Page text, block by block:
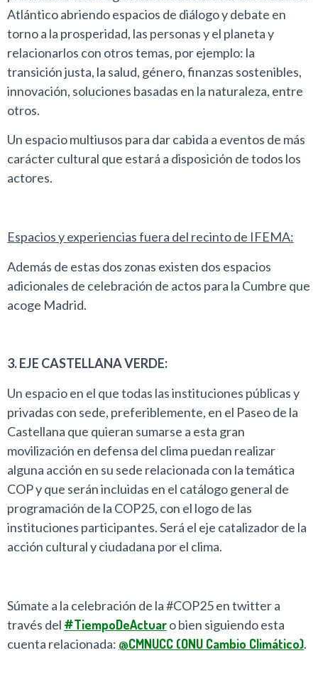
Atlántico abriendo espacios de diálogo y debate en
torno a la prosperidad, las personas y el planeta y
relacionarlos con otros temas, por ejemplo: la
transición justa, la salud, género, finanzas sostenibles,
innovación, soluciones basadas en la naturaleza, entre
otros.
Un espacio multiusos para dar cabida a eventos de más
carácter cultural que estará a disposición de todos los
actores.
Espacios y experiencias fuera del recinto de IFEMA:
Además de estas dos zonas existen dos espacios
adicionales de celebración de actos para la Cumbre que
acoge Madrid.
3. EJE CASTELLANA VERDE:
Un espacio en el que todas las instituciones públicas y
privadas con sede, preferiblemente, en el Paseo de la
Castellana que quieran sumarse a esta gran
movilización en defensa del clima puedan realizar
alguna acción en su sede relacionada con la temática
COP y que serán incluidas en el catálogo general de
programación de la COP25, con el logo de las
instituciones participantes. Será el eje catalizador de la
acción cultural y ciudadana por el clima.
Súmate a la celebración de la #COP25 en twitter a
través del #TiempoDeActuaro bien siguiendo esta
cuenta relacionada: @CMNUCC (ONU Cambio Climático).